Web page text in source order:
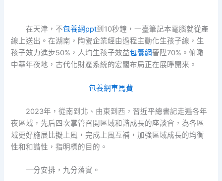
在天津，不包養網ppt到10秒鐘，一臺筆記本電腦就從產
線上送出。在湖南，陶瓷企業經由過程主動化生孩子線，生
孩子效力進步50%，人均生孩子效益包養網晉陞70%。俯瞰
中華年夜地，古代化財產系統的宏闊布局正在展睜開來。
包養網車馬費
2023年，從南到北、由東到西，習近平總書記走遍各年
夜區域，先后四次掌管召開區域和諧成長的座談會，為各區
域更好施展比擬上風，完成上風互補，加強區域成長的均衡
性和和諧性，指明標的目的。
一分安排，九分落實。